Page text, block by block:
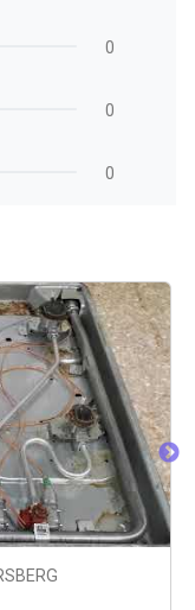
0
0
0